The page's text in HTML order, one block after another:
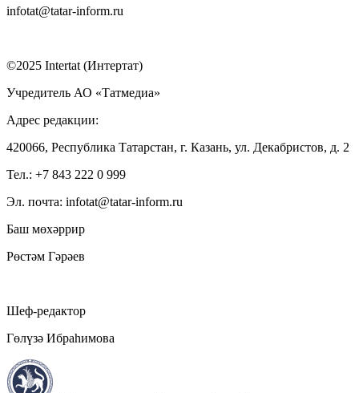
infotat@tatar-inform.ru
©2025 Intertat (Интертат)
Учредитель АО «Татмедиа»
Адрес редакции:
420066, Республика Татарстан, г. Казань, ул. Декабристов, д. 2
Тел.: +7 843 222 0 999
Эл. почта: infotat@tatar-inform.ru
Баш мөхәррир
Рөстәм Гәрәев
Шеф-редактор
Гөлүзә Ибраһимова